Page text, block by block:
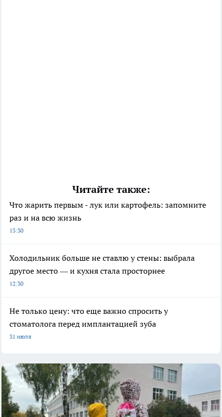
Читайте также:
Что жарить первым - лук или картофель: запомните
раз и на всю жизнь
13:30
Холодильник больше не ставлю у стены: выбрала
другое место — и кухня стала просторнее
12:30
Не только цену: что еще важно спросить у
стоматолога перед имплантацией зуба
31 июля